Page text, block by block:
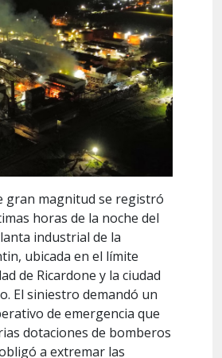
gran magnitud se registró
horas de la noche del
industrial de la
ubicada en el límite
de Ricardone y la ciudad
El siniestro demandó un
de emergencia que
dotaciones de bomberos
a extremar las